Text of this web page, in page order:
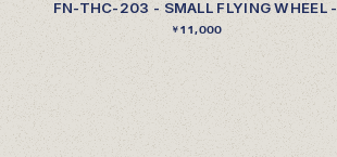
FN-THC-203 - SMALL FLYING WHEEL -
￥11,000